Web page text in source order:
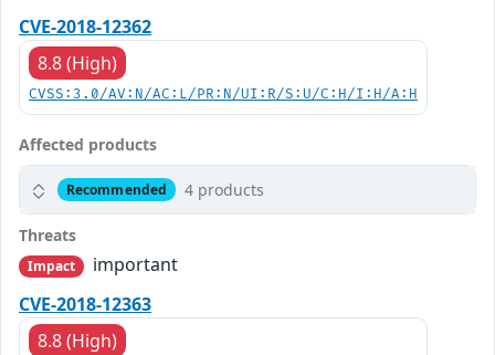
CVE-2018-12362
8.8 (High)
CVSS:3.0/AV:N/AC:L/PR:N/UI:R/S:U/C:H/I:H/A:H
Affected products
Recommended 4 products
Threats
Impact
important
CVE-2018-12363
8.8 (High)